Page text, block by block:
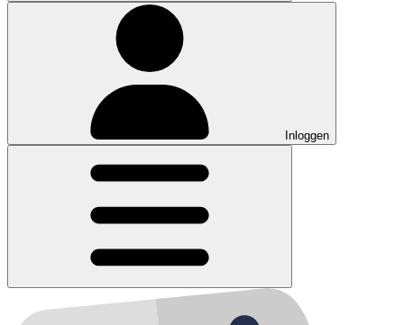
Inloggen